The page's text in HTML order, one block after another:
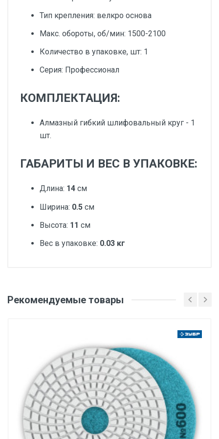
Тип крепления: велкро основа
Макс. обороты, об/мин: 1500-2100
Количество в упаковке, шт: 1
Серия: Профессионал
КОМПЛЕКТАЦИЯ:
Алмазный гибкий шлифовальный круг - 1
шт.
ГАБАРИТЫ И ВЕС В УПАКОВКЕ:
Длина: 14 см
Ширина: 0.5 см
Высота: 11 см
Вес в упаковке: 0.03 кг
Зернистость
Назначение
чистовая обработка. лощение
Диаметр, мм
100
Тип товара
Email
Ваше сообщение
Рекомендуемые товары